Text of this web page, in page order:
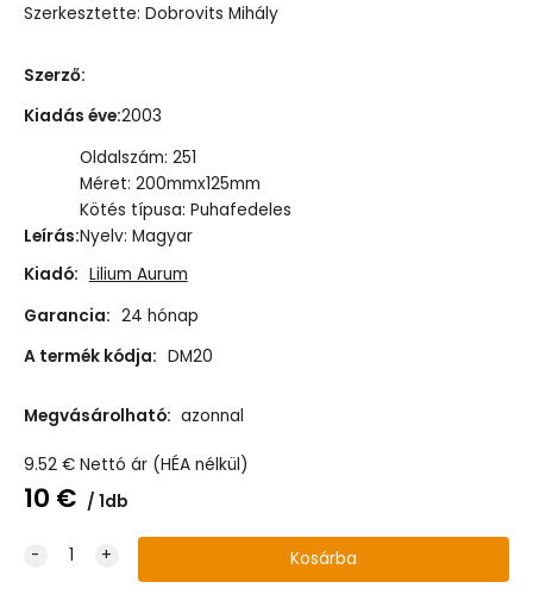
Szerkesztette: Dobrovits Mihály
Szerző:
Kiadás éve:2003
Leírás:
Oldalszám: 251
Méret: 200mmx125mm
Kötés típusa: Puhafedeles
Nyelv: Magyar
Kiadó: Lilium Aurum
Garancia: 24 hónap
A termék kódja: DM20
Megvásárolható: azonnal
9.52€ Nettó ár (HÉA nélkül)
10 € 1db